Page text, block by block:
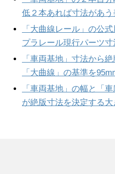
低２本あれば寸法があ
「大曲線レール」の公
プラレール現行パーツ寸
「車両基地」寸法から
「大曲線」の基準を
「車両基地」の幅と「
が絶版寸法を決定する